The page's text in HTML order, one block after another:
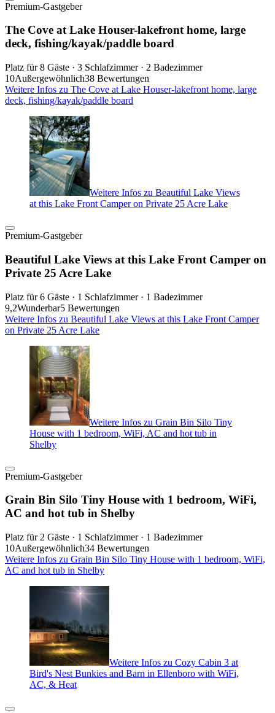
Premium-Gastgeber
The Cove at Lake Houser-lakefront home, large
deck, fishing/kayak/paddle board
Platz für 8 Gäste · 3 Schlafzimmer · 2 Badezimmer
10Außergewöhnlich38 Bewertungen
Weitere Infos zu The Cove at Lake Houser-lakefront home, large
deck, fishing/kayak/paddle board
Weitere Infos zu Beautiful Lake Views
at this Lake Front Camper on Private 25 Acre Lake
Premium-Gastgeber
Beautiful Lake Views at this Lake Front Camper on
Private 25 Acre Lake
Platz für 6 Gäste · 1 Schlafzimmer · 1 Badezimmer
9,2Wunderbar5 Bewertungen
Weitere Infos zu Beautiful Lake Views at this Lake Front Camper
on Private 25 Acre Lake
Weitere Infos zu Grain Bin Silo Tiny
House with 1 bedroom, WiFi, AC and hot tub in
Shelby
Premium-Gastgeber
Grain Bin Silo Tiny House with 1 bedroom, WiFi,
AC and hot tub in Shelby
Platz für 2 Gäste · 1 Schlafzimmer · 1 Badezimmer
10Außergewöhnlich34 Bewertungen
Weitere Infos zu Grain Bin Silo Tiny House with 1 bedroom, WiFi,
AC and hot tub in Shelby
Weitere Infos zu Cozy Cabin 3 at
Bird's Nest Bunkies and Barn in Ellenboro with WiFi,
AC, & Heat